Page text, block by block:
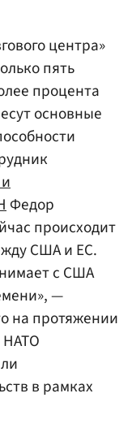
центра»
пять
процента
основные
Федор
происходит
США и ЕС.
с США
—
на протяжении
НАТО
в рамках